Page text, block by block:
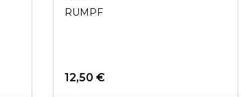
RUMPF
12,50 €